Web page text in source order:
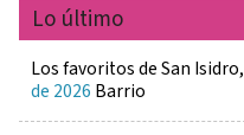
Lo último
Los favoritos de San
de 2026 Barrio